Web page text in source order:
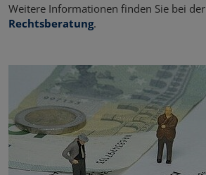
Weitere Informationen finden Sie bei der
Rechtsberatung.